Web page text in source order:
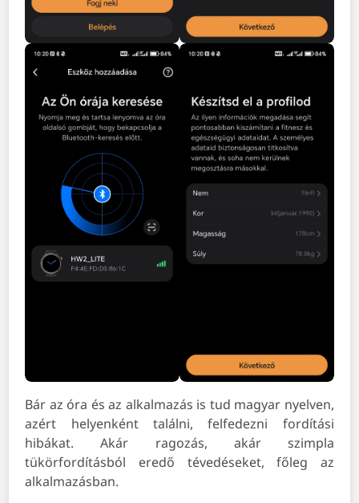
Bár az óra és az alkalmazás is tud magyar nyelven,
azért helyenként találni, felfedezni fordítási
hibákat. Akár ragozás, akár szimpla
tükörfordításból eredő tévedéseket, főleg az
alkalmazásban.